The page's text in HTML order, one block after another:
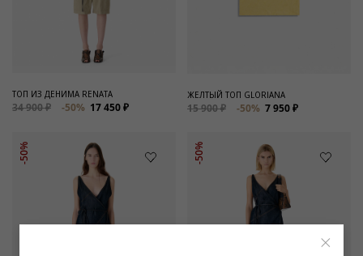
ТОП ИЗ ДЕНИМА RENATA
34 900 ₽ -50% 17 450 ₽
ЖЕЛТЫЙ ТОП GLORIANA
15 900 ₽ -50% 7 950 ₽
-50% -50%
×